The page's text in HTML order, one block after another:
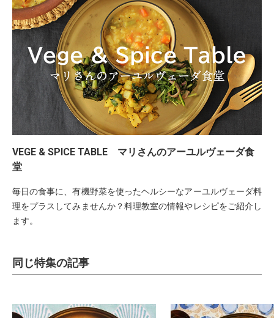
VEGE & SPICE TABLE マリさんのアーユルヴェーダ食
堂
毎日の食事に、有機野菜を使ったヘルシーなアーユルヴェーダ料
理をプラスしてみませんか？料理教室の情報やレシピをご紹介し
ます。
同じ特集の記事